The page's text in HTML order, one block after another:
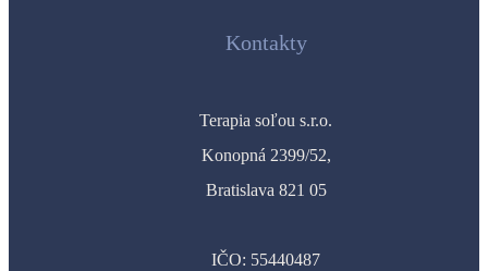
Kontakty
Terapia soľou s.r.o.
Konopná 2399/52,
Bratislava 821 05
IČO: 55440487